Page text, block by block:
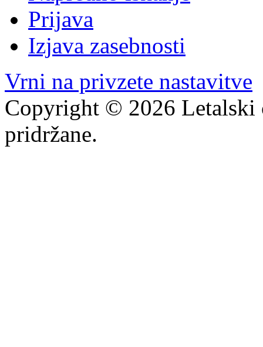
Prijava
Izjava zasebnosti
Vrni na privzete nastavitve
Copyright © 2026 Letalski
pridržane.